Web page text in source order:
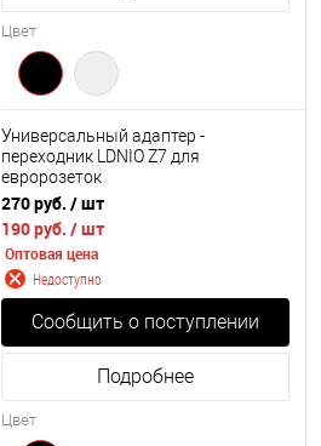
Цвет
Универсальный адаптер -
переходник LDNIO Z7 для
евророзеток
270 руб. / шт
190 руб. / шт
Оптовая цена
Недоступно
Сообщить о поступлении
Подробнее
Цвет